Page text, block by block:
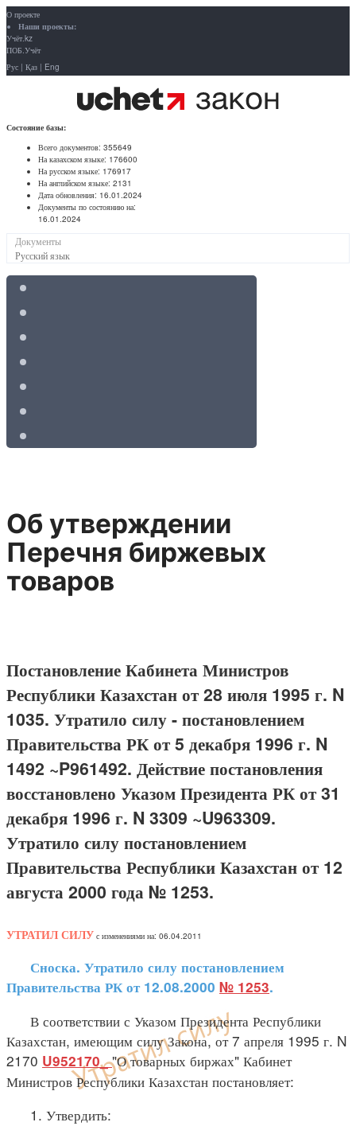
О проекте
Наши проекты:
Учёт.kz
ПОБ.Учёт
Рус | Қаз | Eng
Состояние базы:
Всего документов: 355649
На казахском языке: 176600
На русском языке: 176917
На английском языке: 2131
Дата обновления: 16.01.2024
Документы по состоянию на:
16.01.2024
Документы
Русский язык
Об утверждении
Перечня биржевых
товаров
Постановление Кабинета Министров
Республики Казахстан от 28 июля 1995 г. N
1035. Утратило силу - постановлением
Правительства РК от 5 декабря 1996 г. N
1492 ~P961492. Действие постановления
восстановлено Указом Президента РК от 31
декабря 1996 г. N 3309 ~U963309.
Утратило силу постановлением
Правительства Республики Казахстан от 12
августа 2000 года № 1253.
УТРАТИЛ СИЛУ с изменениями на: 06.04.2011
Сноска. Утратило силу постановлением
Правительства РК от 12.08.2000 № 1253.
В соответствии с Указом Президента Республики
Казахстан, имеющим силу Закона, от 7 апреля 1995 г. N
2170 U952170_"О товарных биржах" Кабинет
Министров Республики Казахстан постановляет:
1. Утвердить: